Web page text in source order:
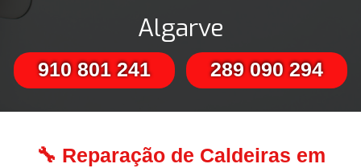
Algarve
910 801 241 289 090 294
🔧 Reparação de Caldeiras em